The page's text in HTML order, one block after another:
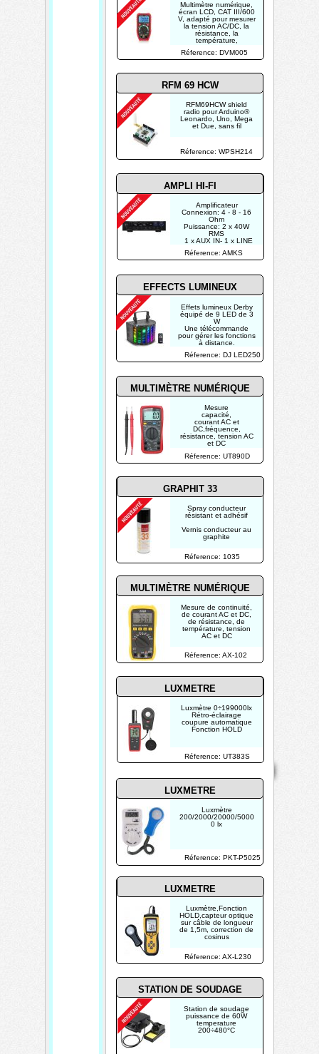
Copyright 2026
Créé par
TECHTRONIK
Contact
Home
EFFECTS LUMINEUX
Effets lumineux Derby
équipé de 9 LED de 3
W
Une télécommande
pour gérer les fonctions
à distance.
Réference: DJ LED250
Réference: WPSH214
Réference: UT890D
RFM69HCW shield
radio pour Arduino®
Leonardo, Uno, Mega
et Due, sans fil
Mesure
capacité,
courant AC et
DC,fréquence,
résistance, tension AC
et DC
RFM 69 HCW
MULTIMÈTRE NUMÉRIQUE
Réference: AMKS
Amplificateur
Connexion: 4 - 8 - 16
Ohm
Puissance: 2 x 40W
RMS
1 x AUX IN- 1 x LINE
Lecteur MP3 (USB)
Radio FM
AMPLI HI-FI
Multimètre numérique,
écran LCD, CAT III/600
V, adapté pour mesurer
la tension AC/DC, la
résistance, la
température,
Réference: DVM005
Réference: 1035
Réference: AX-102
Spray conducteur
résistant et adhésif
Vernis conducteur au
graphite
GRAPHIT 33
Mesure de continuité,
de courant AC et DC,
de résistance, de
température, tension
AC et DC
MULTIMÈTRE NUMÉRIQUE
Réference: PKT-P5025
Réference: UT383S
Réference: AX-L230
Luxmètre 0÷199000lx
Rétro-éclairage
coupure automatique
Fonction HOLD
Luxmètre
200/2000/20000/5000
0 lx
Luxmètre,Fonction
HOLD,capteur optique
sur câble de longueur
de 1,5m, correction de
cosinus
Station de soudage
puissance de 60W
temperature
200÷480°C
LUXMETRE
LUXMETRE
LUXMETRE
STATION DE SOUDAGE